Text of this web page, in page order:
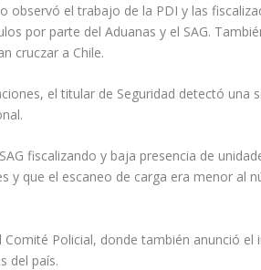
observó el trabajo de la PDI y las
por parte del Aduanas y el SAG.
cruczar a Chile.
el titular de Seguridad detectó una
fiscalizando y baja presencia de
y que el escaneo de carga era menor al
Policial, donde también anunció el
del país.